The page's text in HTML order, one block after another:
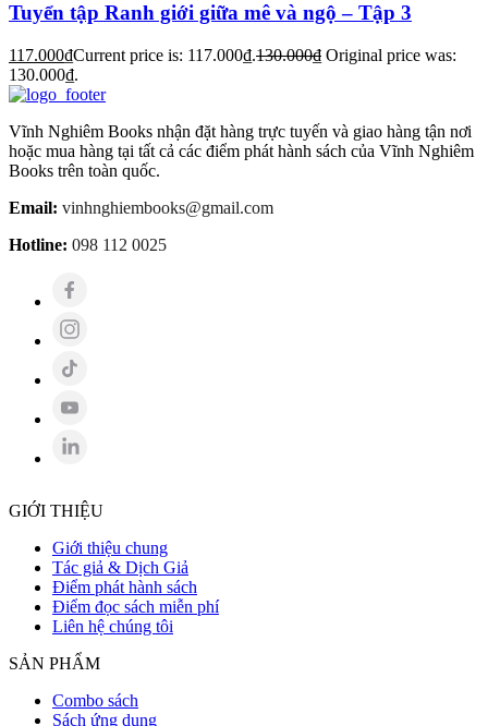
Tuyển tập Ranh giới giữa mê và ngộ – Tập 3
117.000₫Current price is: 117.000₫.130.000₫ Original price was:
130.000₫.
Vĩnh Nghiêm Books nhận đặt hàng trực tuyến và giao hàng tận nơi
hoặc mua hàng tại tất cả các điểm phát hành sách của Vĩnh Nghiêm
Books trên toàn quốc.
Email: vinhnghiembooks@gmail.com
Hotline: 098 112 0025
GIỚI THIỆU
Giới thiệu chung
Tác giả & Dịch Giả
Điểm phát hành sách
Điểm đọc sách miễn phí
Liên hệ chúng tôi
SẢN PHẨM
Combo sách
Sách ứng dụng